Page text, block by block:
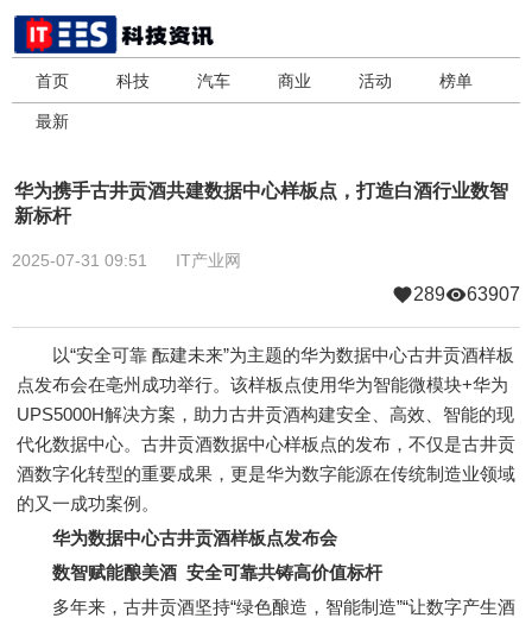
首页 科技 汽车 商业 活动 榜单
最新
华为携手古井贡酒共建数据中心样板点，打造白酒行业数智
新标杆
2025-07-31 09:51 IT产业网
289 63907
以“安全可靠 酝建未来”为主题的华为数据中心古井贡酒样板
点发布会在亳州成功举行。该样板点使用华为智能微模块+华为
UPS5000H解决方案，助力古井贡酒构建安全、高效、智能的现
代化数据中心。古井贡酒数据中心样板点的发布，不仅是古井贡
酒数字化转型的重要成果，更是华为数字能源在传统制造业领域
的又一成功案例。
华为数据中心古井贡酒样板点发布会
数智赋能酿美酒 安全可靠共铸高价值标杆
多年来，古井贡酒坚持“绿色酿造，智能制造”“让数字产生酒